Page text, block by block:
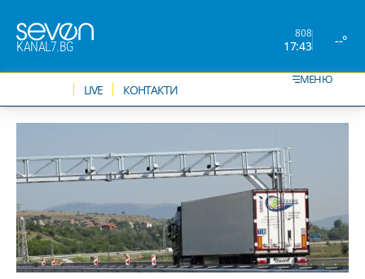
KANAL7.BG
808
17:43 --°
LIVE КОНТАКТИ
МЕНЮ